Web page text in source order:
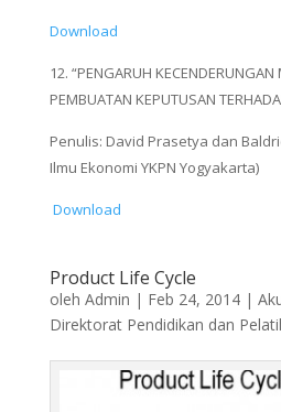
Download
12. “PENGARUH KECENDERUNGAN
PEMBUATAN KEPUTUSAN
Penulis: David Prasetya dan
Ilmu Ekonomi YKPN Yogyakarta)
Download
Product Life Cycle
oleh Admin | Feb 24, 2014|
Direktorat Pendidikan dan